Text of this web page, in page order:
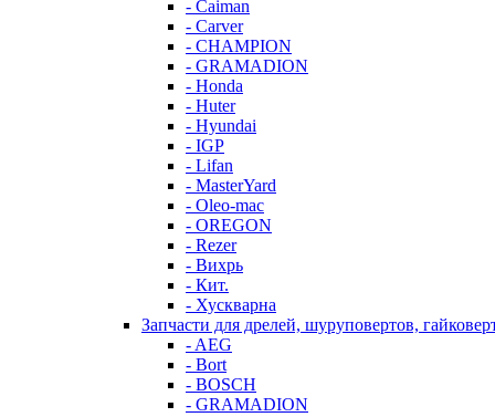
- Caiman
- Carver
- CHAMPION
- GRAMADION
- Honda
- Huter
- Hyundai
- IGP
- Lifan
- MasterYard
- Oleo-mac
- OREGON
- Rezer
- Вихрь
- Кит.
- Хускварна
Запчасти для дрелей, шуруповертов,
- AEG
- Bort
- BOSCH
- GRAMADION